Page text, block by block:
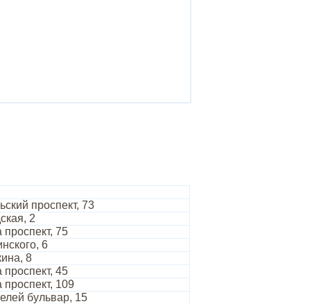
проспект, 73
2
75
6
8
45
109
бульвар, 15